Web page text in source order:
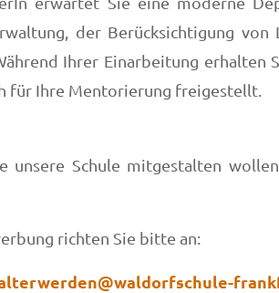
der Berücksichtigung
Ihrer Einarbeitung
für Ihre Mentorierung freigestellt.
unsere Schule mitgestalten
richten Sie bitte an: